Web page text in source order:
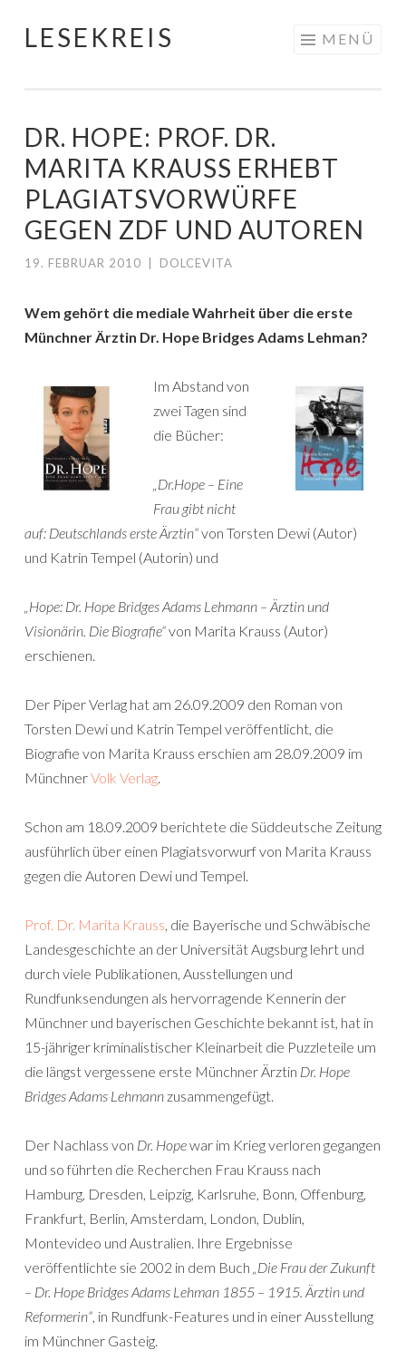
Springe
LESEKREIS MENÜ
DR. HOPE: PROF. DR.
MARITA KRAUSS ERHEBT
PLAGIATSVORWÜRFE
GEGEN ZDF UND AUTOREN
19. FEBRUAR 2010 DOLCEVITA
Wem gehört die mediale Wahrheit über die erste
Münchner Ärztin Dr. Hope Bridges Adams Lehman?
Im Abstand von
zwei Tagen sind
die Bücher:
„Dr.Hope – Eine
Frau gibt nicht
auf: Deutschlands erste Ärztin“von Torsten Dewi (Autor)
und Katrin Tempel (Autorin) und
„Hope: Dr. Hope Bridges Adams Lehmann – Ärztin und
Visionärin. Die Biografie“von Marita Krauss (Autor)
erschienen.
Der Piper Verlag hat am 26.09.2009 den Roman von
Torsten Dewi und Katrin Tempel veröffentlicht, die
Biografie von Marita Krauss erschien am 28.09.2009 im
MünchnerVolk Verlag.
Schon am 18.09.2009 berichtete die Süddeutsche Zeitung
ausführlich über einen Plagiatsvorwurf von Marita Krauss
gegen die Autoren Dewi und Tempel.
Prof. Dr. Marita Krauss, die Bayerische und Schwäbische
Landesgeschichte an der Universität Augsburg lehrt und
durch viele Publikationen, Ausstellungen und
Rundfunksendungen als hervorragende Kennerin der
Münchner und bayerischen Geschichte bekannt ist, hat in
15-jähriger kriminalistischer Kleinarbeit die Puzzleteile um
die längst vergessene erste Münchner Ärztin Dr. Hope
Bridges Adams Lehmann zusammengefügt.
Der Nachlass von Dr. Hopewar im Krieg verloren gegangen
und so führten die Recherchen Frau Krauss nach
Hamburg, Dresden, Leipzig, Karlsruhe, Bonn, Offenburg,
Frankfurt, Berlin, Amsterdam, London, Dublin,
Montevideo und Australien. Ihre Ergebnisse
veröffentlichte sie 2002 in dem Buch „Die Frau der Zukunft
– Dr. Hope Bridges Adams Lehman 1855 – 1915. Ärztin und
Reformerin“, in Rundfunk-Features und in einer Ausstellung
im Münchner Gasteig.